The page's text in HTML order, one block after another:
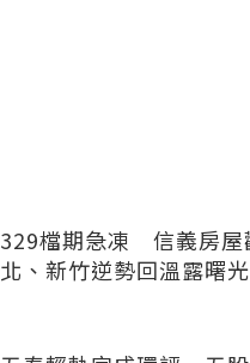
329檔期急凍 信義房屋
北、新竹逆勢回溫露曙光